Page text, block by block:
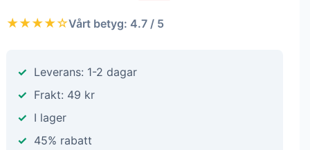
★★★★☆Vårt betyg: 4.7 / 5
Leverans: 1-2 dagar
Frakt: 49 kr
I lager
45% rabatt